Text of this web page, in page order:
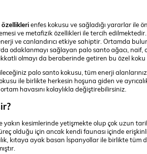
enfes kokusu ve sağladığı yararlar ile
ve metafizik özellikleri ile tercih
ve canlandırıcı etkiye sahiptir. Ortamda
odaklanmayı sağlayan palo santo ağacı, naif,
olmayı da beraberinde getiren bu özel
palo santo kokusu, tüm enerji
ile birlikte herkesin hoşuna giden ve
havasını kolaylıkla değiştirebilirsiniz.
yakın kesimlerinde yetişmekte olup çok uzun
olduğu için ancak kendi faunası içinde
kıtaya ayak basan İspanyollar ile birlikte